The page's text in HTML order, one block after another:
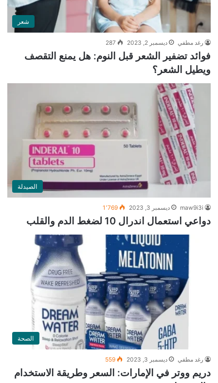
شعر
رغد مطفي ديسمبر 2, 2023 287
فوائد تضفير الشعر قبل النوم: هل يمنع التقصف
ويطيل الشعر؟
الصيدلة
maw9i3i ديسمبر 3, 2023 1٬769
دواعي استعمال اندرال 10 لضغط الدم والقلب
الصحة
رغد مطفي ديسمبر 3, 2023 559
دريم ووتر في الإمارات: السعر وطريقة الاستخدام